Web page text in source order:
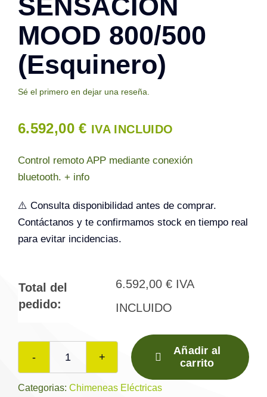
Contacto
SENSACION
MOOD 800/500
(Esquinero)
Sé el primero en dejar una reseña.
6.592,00€ IVA INCLUIDO
Control remoto APP mediante conexión
bluetooth. + info
⚠️ Consulta disponibilidad antes de comprar.
Contáctanos y te confirmamos stock en tiempo real
para evitar incidencias.
Total del
pedido:
6.592,00 € IVA
INCLUIDO
eléctrica
Añadir al
carrito
Categorias: Chimeneas Eléctricas